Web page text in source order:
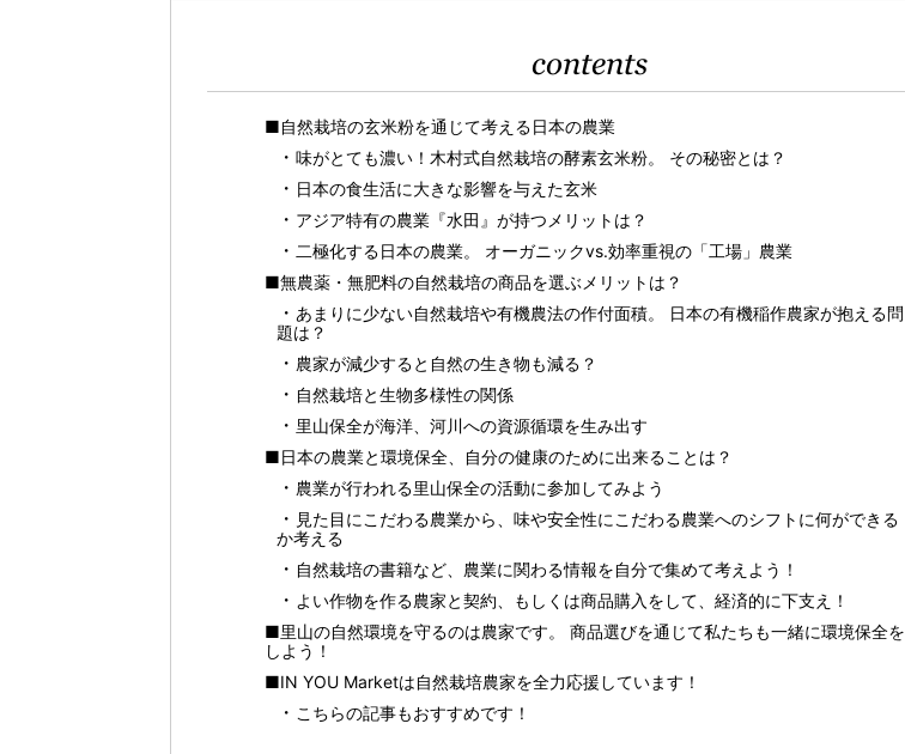
contents
■自然栽培の玄米粉を通じて考える日本の農業
味がとても濃い！木村式自然栽培の酵素玄米粉。 その秘密とは？
日本の食生活に大きな影響を与えた玄米
アジア特有の農業『水田』が持つメリットは？
二極化する日本の農業。 オーガニックvs.効率重視の「工場」農業
■無農薬・無肥料の自然栽培の商品を選ぶメリットは？
あまりに少ない自然栽培や有機農法の作付面積。 日本の有機稲作農家が抱える問
題は？
農家が減少すると自然の生き物も減る？
自然栽培と生物多様性の関係
里山保全が海洋、河川への資源循環を生み出す
■日本の農業と環境保全、自分の健康のために出来ることは？
農業が行われる里山保全の活動に参加してみよう
見た目にこだわる農業から、味や安全性にこだわる農業へのシフトに何ができる
か考える
自然栽培の書籍など、農業に関わる情報を自分で集めて考えよう！
よい作物を作る農家と契約、もしくは商品購入をして、経済的に下支え！
■里山の自然環境を守るのは農家です。 商品選びを通じて私たちも一緒に環境保全を
しよう！
■IN YOU Marketは自然栽培農家を全力応援しています！
こちらの記事もおすすめです！